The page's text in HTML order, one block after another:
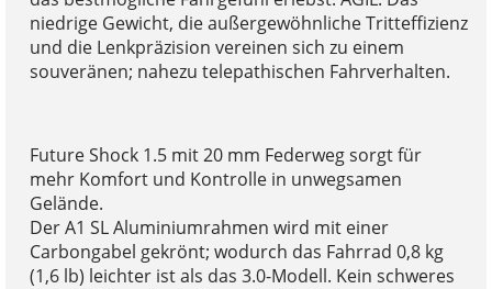
niedrige Gewicht, die außergewöhnliche Tritteffizienz
und die Lenkpräzision vereinen sich zu einem
souveränen; nahezu telepathischen Fahrverhalten.
Future Shock 1.5 mit 20 mm Federweg sorgt für
mehr Komfort und Kontrolle in unwegsamen
Gelände.
Der A1 SL Aluminiumrahmen wird mit einer
Carbongabel gekrönt; wodurch das Fahrrad 0,8 kg
(1,6 lb) leichter ist als das 3.0-Modell. Kein schweres